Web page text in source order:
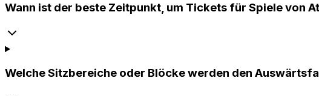
Wann ist der beste Zeitpunkt, um Tickets für Spiele von
Welche Sitzbereiche oder Blöcke werden den